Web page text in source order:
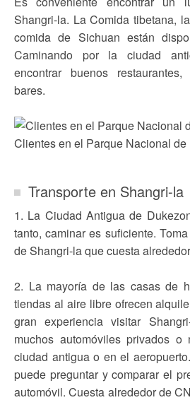
Shangri-la. La Comida tibetana,
comida de Sichuan están
Caminando por la ciudad
encontrar buenos
bares.
Clientes en el Parque Nacional de
Transporte en Shangri-la
1. La Ciudad Antigua de
tanto, caminar es suficiente.
de Shangri-la que cuesta
2. La mayoría de las casas de
tiendas al aire libre ofrecen
gran experiencia visitar
muchos automóviles privados
ciudad antigua o en el
puede preguntar y comparar el
automóvil. Cuesta alrededor de